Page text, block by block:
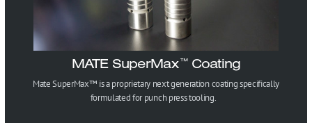
MATE SuperMax ™Coating
Mate SuperMax™ is a proprietary next generation coating specifically
formulated for punch press tooling.